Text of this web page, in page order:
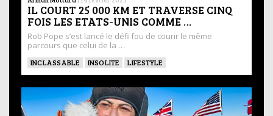
IL COURT 25 000 KM ET TRAVERSE CINQ
FOIS LES ETATS-UNIS COMME …
Rob Pope s’est lancé le défi fou de courir le même
parcours que celui de la …
INCLASSABLE INSOLITE LIFESTYLE